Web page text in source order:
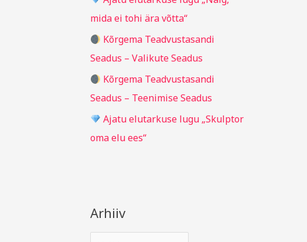
:mida ei tohi ära võtta“
Kõrgema Teadvustasandi
Seadus – Valikute Seadus
Kõrgema Teadvustasandi
Seadus – Teenimise Seadus
Ajatu elutarkuse lugu „Skulptor
oma elu ees“
Arhiiv